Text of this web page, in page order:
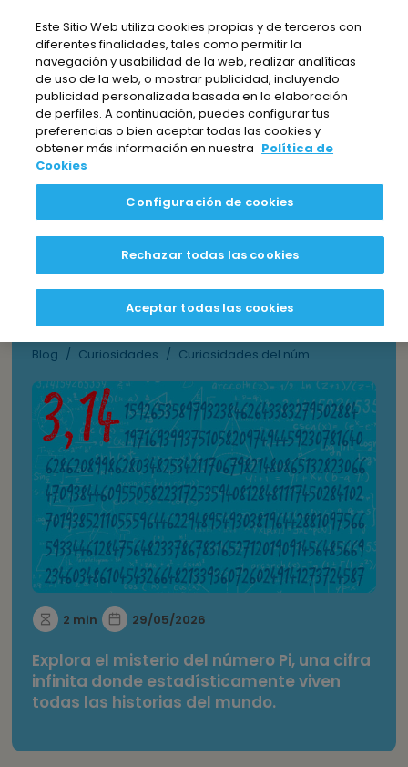
incluye
sistema
EL BLOG DE BEZOYA
Curiosidades del
número Pi y el
infinito: ¿Está tu
historia aquí?
Blog / Curiosidades / Curiosidades del núm...
2 min 29/05/2026
Explora el misterio del número Pi, una cifra
infinita donde estadísticamente viven
todas las historias del mundo.
Este Sitio Web utiliza cookies propias y de terceros con
diferentes finalidades, tales como permitir la
navegación y usabilidad de la web, realizar analíticas
de uso de la web, o mostrar publicidad, incluyendo
publicidad personalizada basada en la elaboración
de perfiles. A continuación, puedes configurar tus
preferencias o bien aceptar todas las cookies y
obtener más información en nuestra Política de
Cookies
Configuración de cookies
Rechazar todas las cookies
Aceptar todas las cookies